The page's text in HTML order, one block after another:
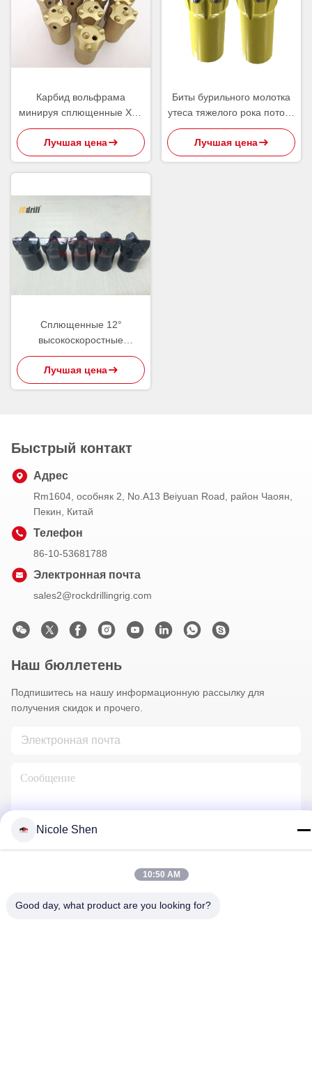
Карбид вольфрама
минируя сплющенные Х22
биты кнопки
Лучшая цена
Биты бурильного молотка
утеса тяжелого рока потока
Т38 Р38/бит кнопки вставки
карбида Суда сверля
Лучшая цена
Сплющенные 12°
высокоскоростные
перекрестные режущие
инструменты карбида
вольфрама буровых
Лучшая цена
Быстрый контакт
Адрес
Rm1604, особняк 2, No.A13 Beiyuan Road, район Чаоян,
Пекин, Китай
Телефон
86-10-53681788
Электронная почта
sales2@rockdrillingrig.com
Наш бюллетень
Подпишитесь на нашу информационную рассылку для
получения скидок и прочего.
Nicole Shen
10:50 AM
Good day, what product are you looking for?